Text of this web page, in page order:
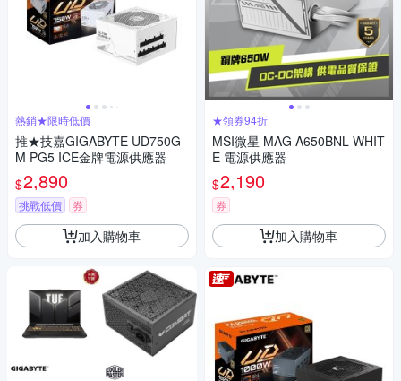
熱銷★限時低價
推★技嘉GIGABYTE UD750G
M PG5 ICE金牌電源供應器
$2,890
挑戰低價 券
加入購物車
★領券94折
MSI微星 MAG A650BNL WHIT
E 電源供應器
$2,190
券
加入購物車